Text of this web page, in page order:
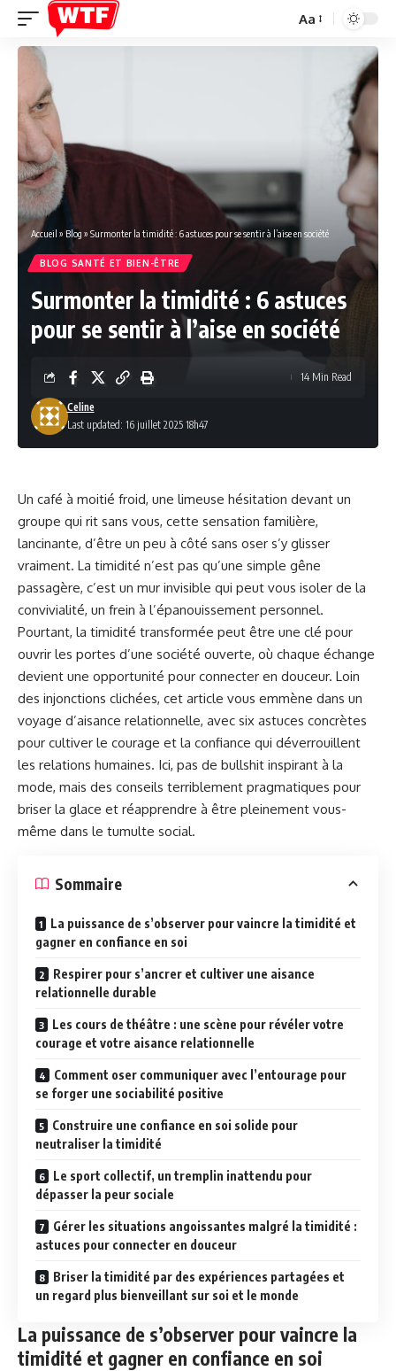
Font
Resizer
Aa
Accueil » Blog » Surmonter la timidité : 6 astuces pour se sentir à l’aise en société
BLOG SANTÉ ET BIEN-ÊTRE
Surmonter la timidité : 6 astuces
pour se sentir à l’aise en société
Last updated: 16 juillet 2025 18h47
Celine
14 Min Read
Un café à moitié froid, une limeuse hésitation devant un
groupe qui rit sans vous, cette sensation familière,
lancinante, d’être un peu à côté sans oser s’y glisser
vraiment. La timidité n’est pas qu’une simple gêne
passagère, c’est un mur invisible qui peut vous isoler de la
convivialité, un frein à l’épanouissement personnel.
Pourtant, la timidité transformée peut être une clé pour
ouvrir les portes d’une société ouverte, où chaque échange
devient une opportunité pour connecter en douceur. Loin
des injonctions clichées, cet article vous emmène dans un
voyage d’aisance relationnelle, avec six astuces concrètes
pour cultiver le courage et la confiance qui déverrouillent
les relations humaines. Ici, pas de bullshit inspirant à la
mode, mais des conseils terriblement pragmatiques pour
briser la glace et réapprendre à être pleinement vous-
même dans le tumulte social.
Sommaire
La puissance de s’observer pour vaincre la timidité et
gagner en confiance en soi
Respirer pour s’ancrer et cultiver une aisance
relationnelle durable
Les cours de théâtre : une scène pour révéler votre
courage et votre aisance relationnelle
Comment oser communiquer avec l’entourage pour
se forger une sociabilité positive
Construire une confiance en soi solide pour
neutraliser la timidité
Le sport collectif, un tremplin inattendu pour
dépasser la peur sociale
Gérer les situations angoissantes malgré la timidité :
astuces pour connecter en douceur
Briser la timidité par des expériences partagées et
un regard plus bienveillant sur soi et le monde
La puissance de s’observer pour vaincre la
timidité et gagner en confiance en soi